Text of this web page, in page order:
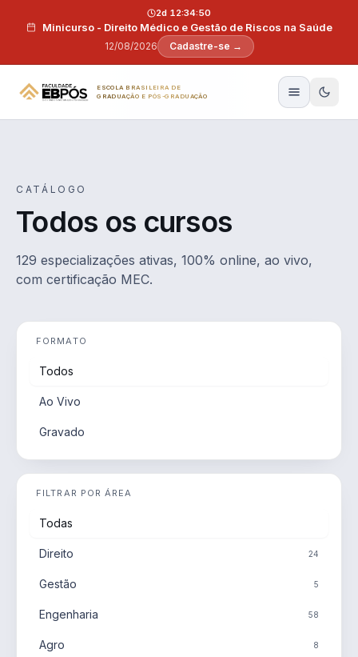
Minicurso - Direito Médico e Gestão de Riscos na Saúde
12/08/2026
2d 12:34:49
Cadastre-se →
ESCOLA BRASILEIRA DE
GRADUAÇÃO E PÓS-GRADUAÇÃO
CATÁLOGO
Todos os cursos
129 especializações ativas, 100% online, ao vivo,
com certificação MEC.
FORMATO
Todos
Ao Vivo
Gravado
FILTRAR POR ÁREA
Todas
Direito 24
Gestão 5
Engenharia 58
Agro 8